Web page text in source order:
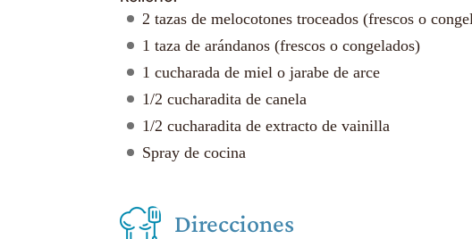
2 tazas de melocotones troceados (frescos o
1 taza de arándanos (frescos o congelados)
1 cucharada de miel o jarabe de arce
1/2 cucharadita de canela
1/2 cucharadita de extracto de vainilla
Spray de cocina
Direcciones